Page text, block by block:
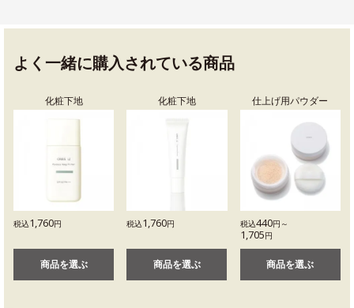
よく一緒に購入されている商品
化粧下地
税込1,760円
商品を選ぶ
化粧下地
税込1,760円
商品を選ぶ
仕上げ用パウダー
税込440円～
1,705円
商品を選ぶ